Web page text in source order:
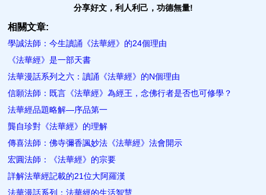
分享好文，利人利己，功德無量!
相關文章:
學誠法師：今生讀誦《法華經》的24個理由
《法華經》是一部天書
法華漫話系列之六：讀誦《法華經》的N個理由
信願法師：既言《法華經》為經王，念佛行者是否也可修學？
法華經品題略解—序品第一
龔自珍對《法華經》的理解
傳喜法師：佛寺彌香諷妙法《法華經》法會開示
宏圓法師：《法華經》的宗要
詳解法華經記載的21位大阿羅漢
法華漫話系列：法華經的生活智慧